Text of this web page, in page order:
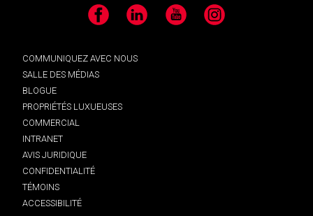
Facebook LinkedIn YouTube Instagram
COMMUNIQUEZ AVEC NOUS
SALLE DES MÉDIAS
BLOGUE
PROPRIÉTÉS LUXUEUSES
COMMERCIAL
INTRANET
AVIS JURIDIQUE
CONFIDENTIALITÉ
TÉMOINS
ACCESSIBILITÉ